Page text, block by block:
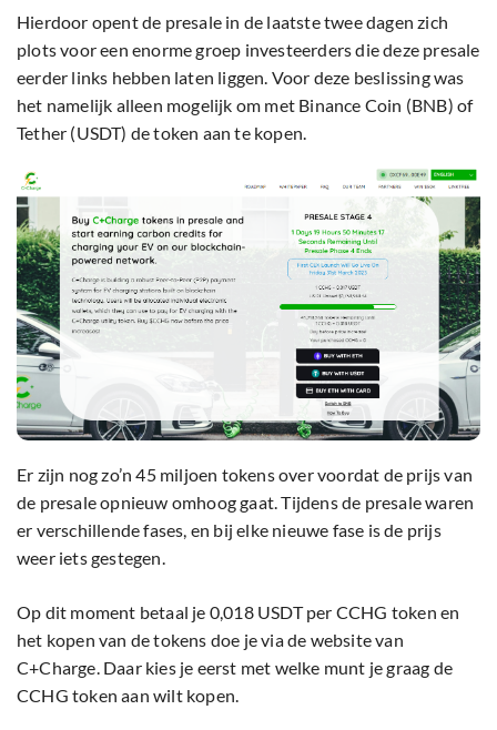
Hierdoor opent de presale in de laatste twee dagen zich
plots voor een enorme groep investeerders die deze presale
eerder links hebben laten liggen. Voor deze beslissing was
het namelijk alleen mogelijk om met Binance Coin (BNB) of
Tether (USDT) de token aan te kopen.
Er zijn nog zo’n 45 miljoen tokens over voordat de prijs van
de presale opnieuw omhoog gaat. Tijdens de presale waren
er verschillende fases, en bij elke nieuwe fase is de prijs
weer iets gestegen.
Op dit moment betaal je 0,018 USDT per CCHG token en
het kopen van de tokens doe je via de website van
C+Charge. Daar kies je eerst met welke munt je graag de
CCHG token aan wilt kopen.